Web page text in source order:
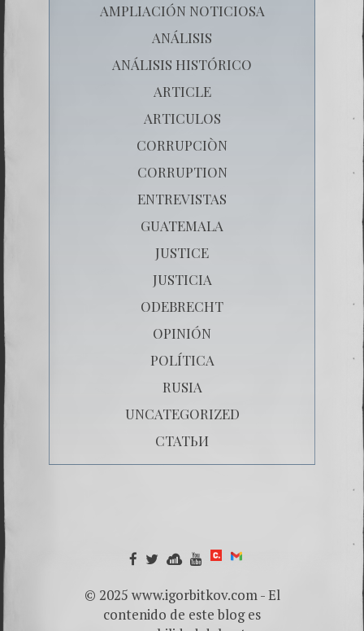
AMPLIACIÓN NOTICIOSA
ANÁLISIS
ANÁLISIS HISTÓRICO
ARTICLE
ARTICULOS
CORRUPCIÒN
CORRUPTION
ENTREVISTAS
GUATEMALA
JUSTICE
JUSTICIA
ODEBRECHT
OPINIÓN
POLÍTICA
RUSIA
UNCATEGORIZED
СТАТЬИ
© 2025 www.igorbitkov.com - El
contenido de este blog es